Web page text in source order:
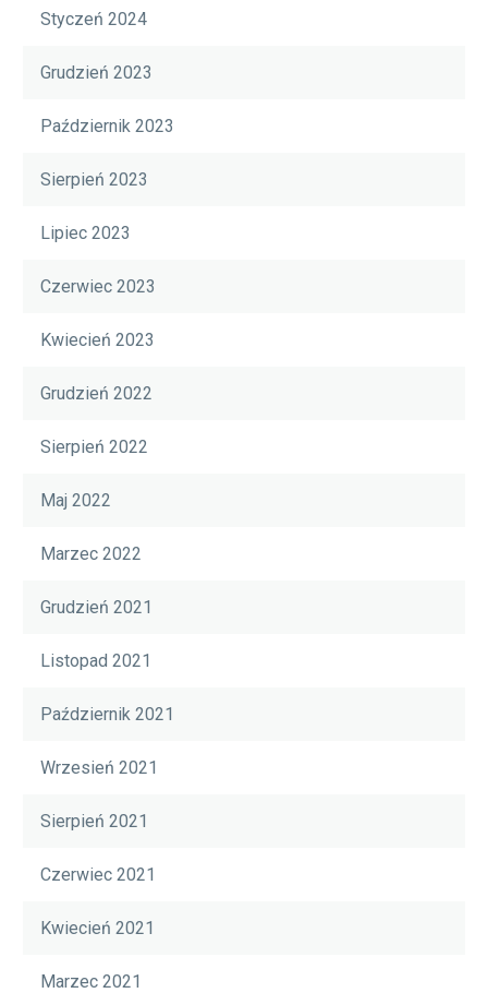
Styczeń 2024
Grudzień 2023
Październik 2023
Sierpień 2023
Lipiec 2023
Czerwiec 2023
Kwiecień 2023
Grudzień 2022
Sierpień 2022
Maj 2022
Marzec 2022
Grudzień 2021
Listopad 2021
Październik 2021
Wrzesień 2021
Sierpień 2021
Czerwiec 2021
Kwiecień 2021
Marzec 2021